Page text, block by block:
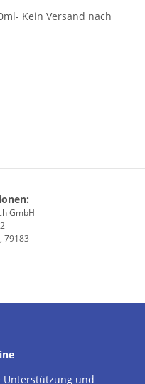
GmbH
79183
Unterstützung und